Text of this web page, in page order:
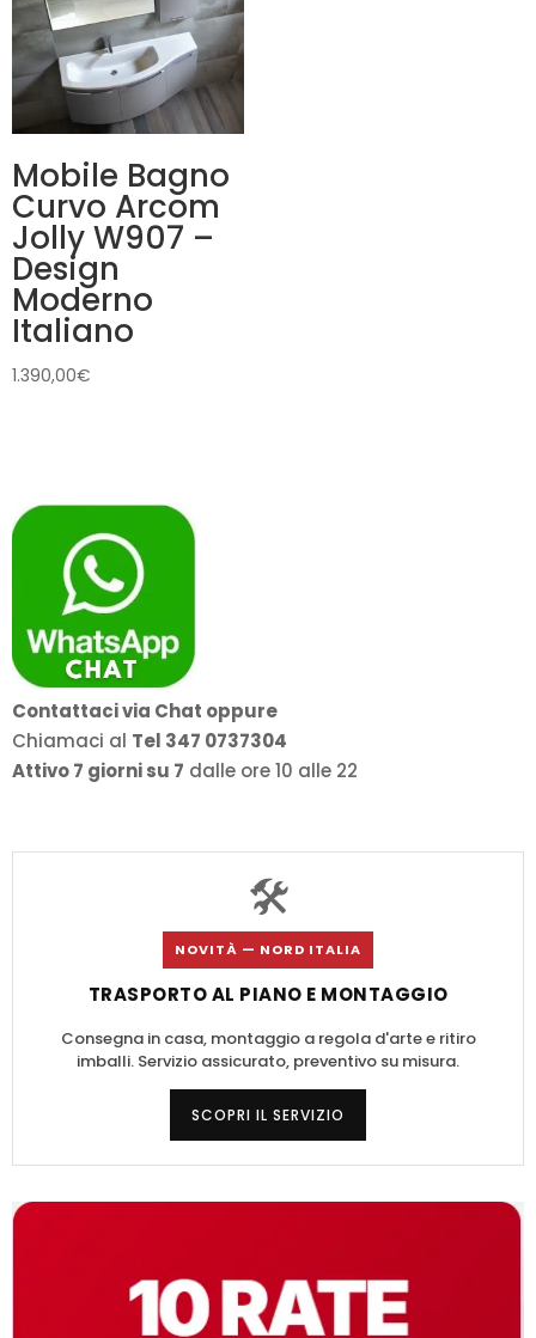
Mobile Bagno
Curvo Arcom
Jolly W907 –
Design
Moderno
Italiano
1.390,00€
Contattaci via Chat oppure
Chiamaci al Tel 347 0737304
Attivo 7 giorni su 7 dalle ore 10 alle 22
🛠️
NOVITÀ — NORD ITALIA
TRASPORTO AL PIANO E MONTAGGIO
Consegna in casa, montaggio a regola d'arte e ritiro
imballi. Servizio assicurato, preventivo su misura.
SCOPRI IL SERVIZIO